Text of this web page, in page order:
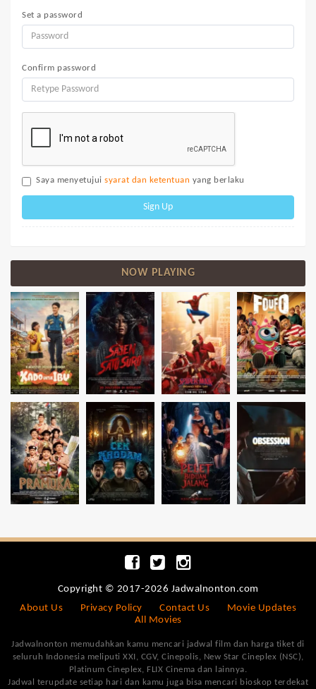
Set a password
Confirm password
Saya menyetujui syarat dan ketentuan yang berlaku
Sign Up
NOW PLAYING
Copyright © 2017-2026 Jadwalnonton.com
About Us
Privacy Policy Contact Us
Movie Updates
All Movies
Jadwalnonton memudahkan kamu mencari jadwal film dan harga tiket di
seluruh Indonesia meliputi XXI, CGV, Cinepolis, New Star Cineplex (NSC),
Platinum Cineplex, FLIX Cinema dan lainnya.
Jadwal terupdate setiap hari dan kamu juga bisa mencari bioskop terdekat